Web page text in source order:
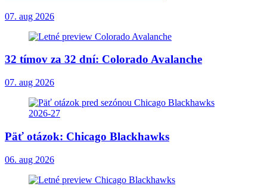
07. aug 2026
32 tímov za 32 dní: Colorado Avalanche
07. aug 2026
Päť otázok: Chicago Blackhawks
06. aug 2026